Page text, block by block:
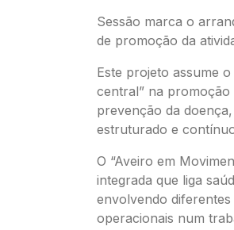
Sessão marca o
de promoção da
Este projeto assume
central” na promoção
prevenção da
estruturado e
O “Aveiro em
integrada que liga
envolvendo
operacionais num